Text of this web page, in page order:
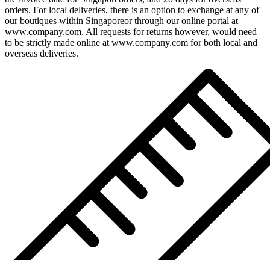
orders. For local deliveries, there is an option to exchange at any of
our boutiques within Singaporeor through our online portal at
www.company.com. All requests for returns however, would need
to be strictly made online at www.company.com for both local and
overseas deliveries.